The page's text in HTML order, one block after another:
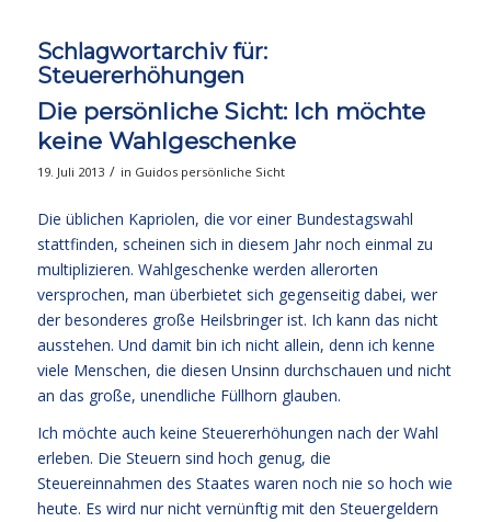
Schlagwortarchiv für:
Steuererhöhungen
Die persönliche Sicht: Ich möchte
keine Wahlgeschenke
19. Juli 2013 / in Guidos persönliche Sicht
Die üblichen Kapriolen, die vor einer Bundestagswahl
stattfinden, scheinen sich in diesem Jahr noch einmal zu
multiplizieren. Wahlgeschenke werden allerorten
versprochen, man überbietet sich gegenseitig dabei, wer
der besonderes große Heilsbringer ist. Ich kann das nicht
ausstehen. Und damit bin ich nicht allein, denn ich kenne
viele Menschen, die diesen Unsinn durchschauen und nicht
an das große, unendliche Füllhorn glauben.
Ich möchte auch keine Steuererhöhungen nach der Wahl
erleben. Die Steuern sind hoch genug, die
Steuereinnahmen des Staates waren noch nie so hoch wie
heute. Es wird nur nicht vernünftig mit den Steuergeldern